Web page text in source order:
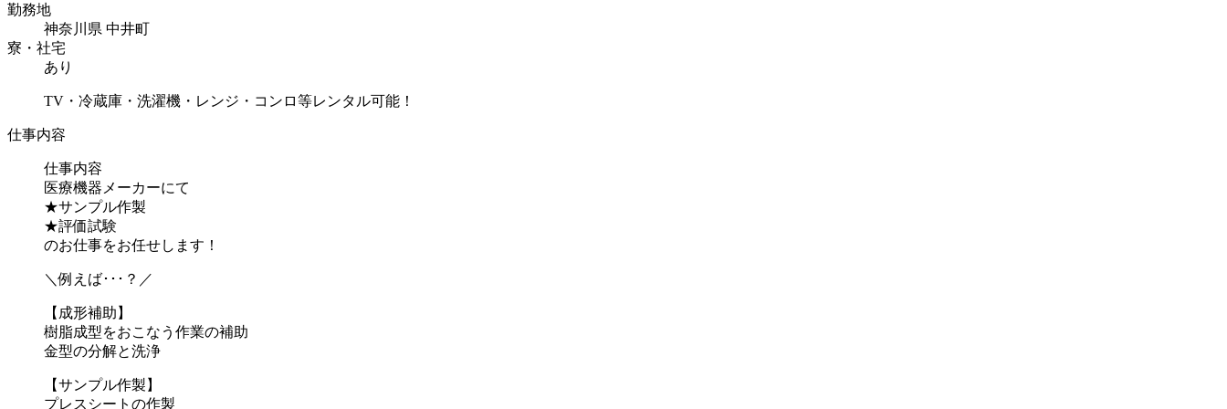
勤務地
神奈川県 中井町
寮・社宅
あり
TV・冷蔵庫・洗濯機・レンジ・コンロ等レンタル可能！
仕事内容
仕事内容
医療機器メーカーにて
★サンプル作製
★評価試験
のお仕事をお任せします！
＼例えば･･･？／
【成形補助】
樹脂成型をおこなう作業の補助
金型の分解と洗浄
【サンプル作製】
プレスシートの作製